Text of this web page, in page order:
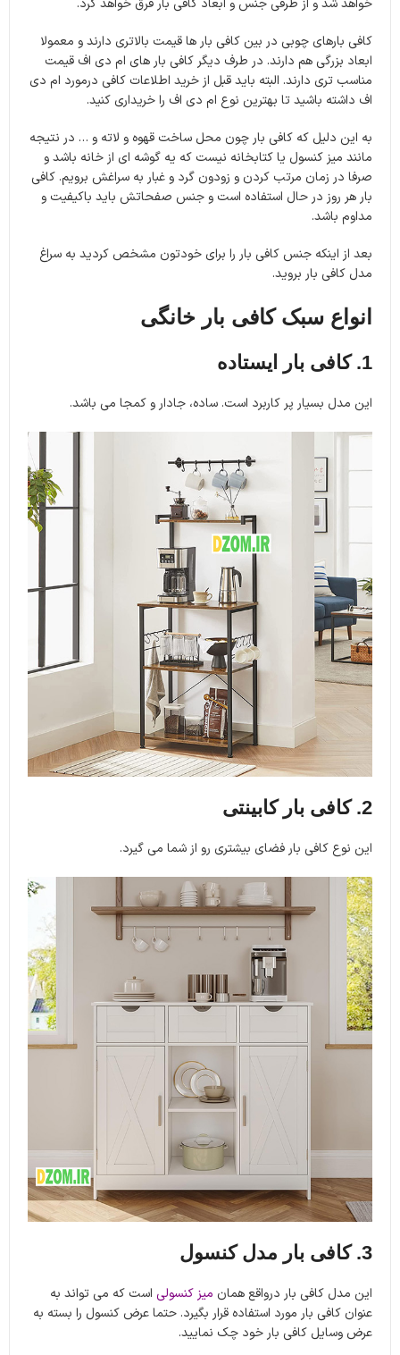
خواهد شد و از طرفی جنس و ابعاد کافی بار فرق خواهد کرد.
کافی بارهای چوبی در بین کافی بار ها قیمت بالاتری دارند و معمولا
ابعاد بزرگی هم دارند. در طرف دیگر کافی بار های ام دی اف قیمت
مناسب تری دارند. البته باید قبل از خرید اطلاعات کافی درمورد ام دی
اف داشته باشید تا بهترین نوع ام دی اف را خریداری کنید.
به این دلیل که کافی بار چون محل ساخت قهوه و لاته و … در نتیجه
مانند میز کنسول یا کتابخانه نیست که یه گوشه ای از خانه باشد و
صرفا در زمان مرتب کردن و زودون گرد و غبار به سراغش برویم. کافی
بار هر روز در حال استفاده است و جنس صفحاتش باید باکیفیت و
مداوم باشد.
بعد از اینکه جنس کافی بار را برای خودتون مشخص کردید به سراغ
مدل کافی بار بروید.
انواع سبک کافی بار خانگی
1. کافی بار ایستاده
این مدل بسیار پر کاربرد است. ساده، جادار و کمجا می باشد.
2. کافی بار کابینتی
این نوع کافی بار فضای بیشتری رو از شما می گیرد.
3. کافی بار مدل کنسول
این مدل کافی بار درواقع همان میز کنسولی است که می تواند به
عنوان کافی بار مورد استفاده قرار بگیرد. حتما عرض کنسول را بسته به
عرض وسایل کافی بار خود چک نمایید.